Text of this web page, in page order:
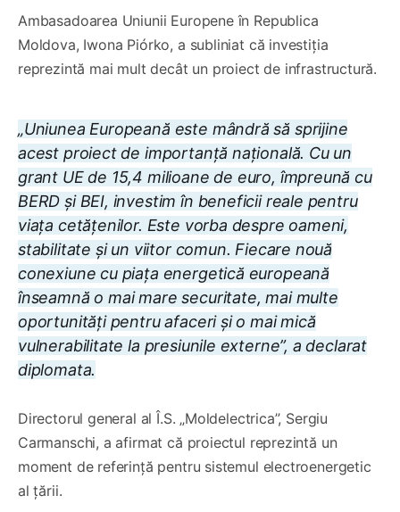
Ambasadoarea Uniunii Europene în Republica
Moldova, Iwona Piórko, a subliniat că investiția
reprezintă mai mult decât un proiect de infrastructură.
„Uniunea Europeană este mândră să sprijine
acest proiect de importanță națională. Cu un
grant UE de 15,4 milioane de euro, împreună cu
BERD și BEI, investim în beneficii reale pentru
viața cetățenilor. Este vorba despre oameni,
stabilitate și un viitor comun. Fiecare nouă
conexiune cu piața energetică europeană
înseamnă o mai mare securitate, mai multe
oportunități pentru afaceri și o mai mică
vulnerabilitate la presiunile externe”, a declarat
diplomata.
Directorul general al Î.S. „Moldelectrica”, Sergiu
Carmanschi, a afirmat că proiectul reprezintă un
moment de referință pentru sistemul electroenergetic
al țării.